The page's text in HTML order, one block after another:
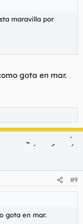
maravilla por
gota en mar.
#9
gota en mar.